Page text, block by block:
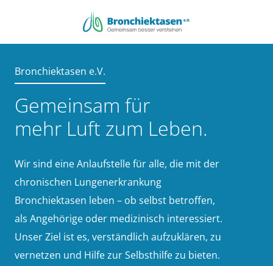
Bronchiektasen e.V.
Gemeinsam für
mehr Luft zum Leben.
Wir sind eine Anlaufstelle für alle, die mit der
chronischen Lungenerkrankung
Bronchiektasen leben – ob selbst betroffen,
als Angehörige oder medizinisch interessiert.
Unser Ziel ist es, verständlich aufzuklären, zu
vernetzen und Hilfe zur Selbsthilfe zu bieten.